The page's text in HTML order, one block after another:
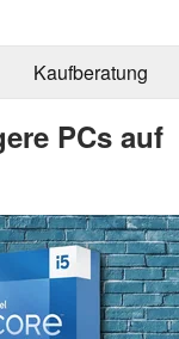
Kaufberatung
PCs auf